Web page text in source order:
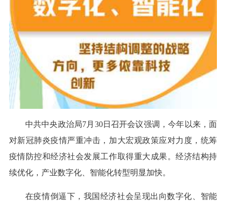
中共中央政治局7月30日召开会议强调，今年以来，面
对新冠肺炎疫情严重冲击，加大宏观政策应对力度，统筹
疫情防控和经济社会发展工作取得重大成果。经济结构持
续优化，产业数字化、智能化转型明显加快。
在疫情倒逼下，我国经济社会呈现出向数字化、智能